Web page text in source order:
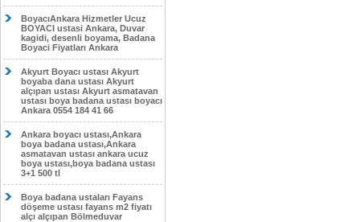
BoyacıAnkara Hizmetler Ucuz
BOYACI ustasi Ankara, Duvar
kagidi, desenli boyama, Badana
Boyaci Fiyatları Ankara
Akyurt Boyacı ustası Akyurt
boyaba dana ustası Akyurt
alçıpan ustası Akyurt asmatavan
ustası boya badana ustası boyacı
Ankara 0554 184 41 66
Ankara boyacı ustası,Ankara
boya badana ustası,Ankara
asmatavan ustası ankara ucuz
boya ustası,boya badana ustası
3+1 500 tl
Boya badana ustaları Fayans
döşeme ustası fayans m2 fiyatı
alçı alçıpan Bölmeduvar